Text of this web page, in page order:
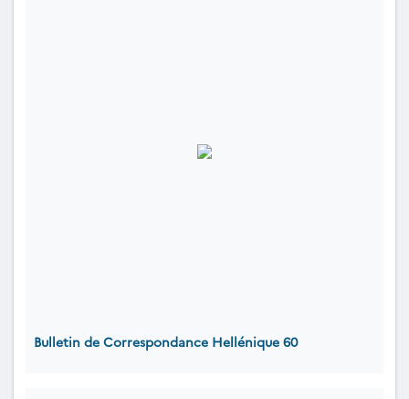
Bulletin de Correspondance Hellénique 60